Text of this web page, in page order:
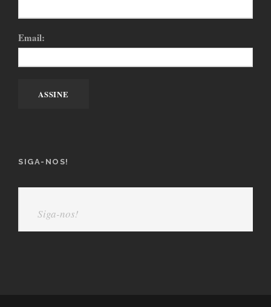
Email:
SIGA-NOS!
Siga-nos!